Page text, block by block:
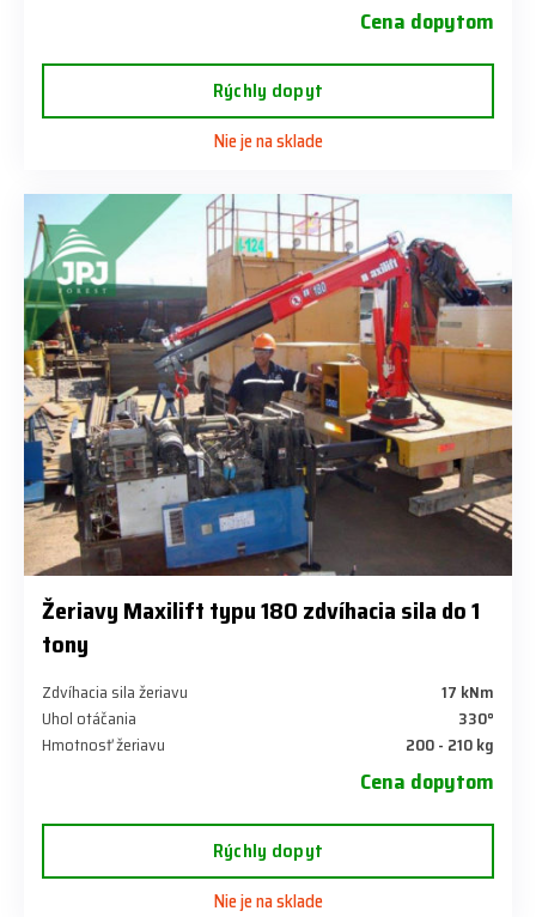
Cena dopytom
Rýchly dopyt
Nie je na sklade
Žeriavy Maxilift typu 180 zdvíhacia sila do 1
tony
Zdvíhacia sila žeriavu
17 kNm
Uhol otáčania
330°
Hmotnosť žeriavu
200 - 210 kg
Cena dopytom
Rýchly dopyt
Nie je na sklade